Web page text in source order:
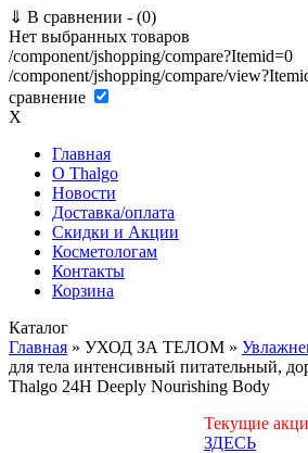
⇓ В сравнении - (0)
Нет выбранных товаров
/component/jshopping/compare?Itemid=0
/component/jshopping/compare/
сравнение
X
Главная
O Thalgo
Новости
Доставка/оплата
Скидки и Акции
Косметологам
Контакты
Корзина
Каталог
Главная » УХОД ЗА ТЕЛОМ »
для тела интенсивный питательный,
Thalgo 24H Deeply Nourishing Body
Текущие
ЗДЕСЬ